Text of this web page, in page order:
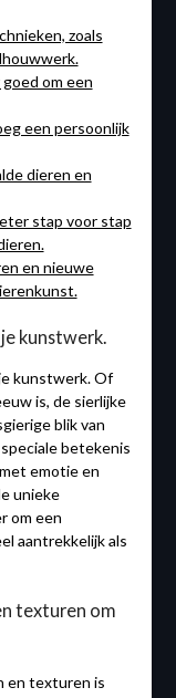
zoals
om een
een persoonlijk
dieren en
stap voor stap
en nieuwe
kunstwerk.
kunstwerk. Of
is, de sierlijke
blik van
betekenis
emotie en
unieke
om een
aantrekkelijk als
texturen om
en texturen is